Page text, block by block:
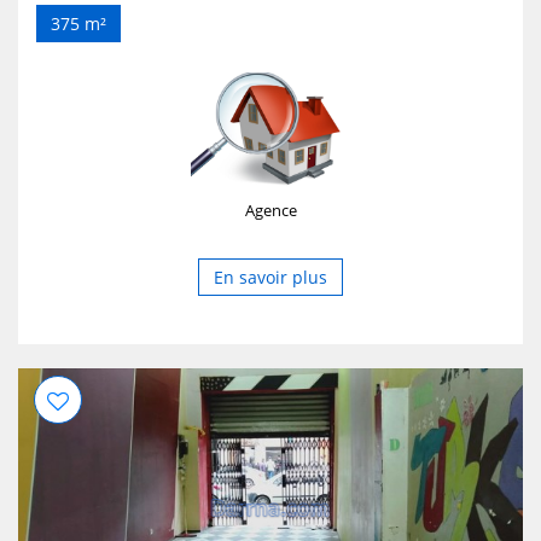
375 m²
Agence
En savoir plus